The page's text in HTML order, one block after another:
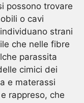
possono trovare
o cavi
strani
che nelle fibre
parassita
cimici dei
e materassi
rappreso, che